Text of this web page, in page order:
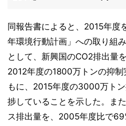
同報告書によると、2015年度
年環境行動計画」への取り組
として、新興国のCO2排出量
2012年度の1800万トンの抑制
もに、2015年度の3000万ト
捗していることを示した。ま
ス排出量を、2005年度比で